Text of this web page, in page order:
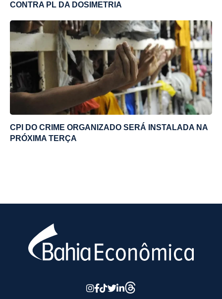
CONTRA PL DA DOSIMETRIA
CPI DO CRIME ORGANIZADO SERÁ INSTALADA NA
PRÓXIMA TERÇA